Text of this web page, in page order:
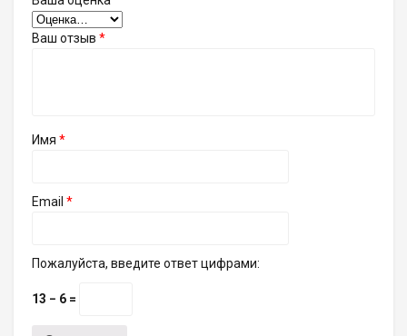
Ваш отзыв *
Имя *
Email *
Пожалуйста, введите ответ цифрами:
13 − 6 =